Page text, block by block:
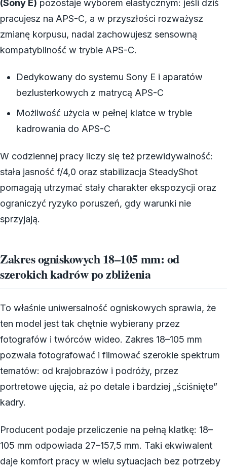
(Sony E) pozostaje wyborem elastycznym: jeśli dziś
pracujesz na APS-C, a w przyszłości rozważysz
zmianę korpusu, nadal zachowujesz sensowną
kompatybilność w trybie APS-C.
Dedykowany do systemu Sony E i aparatów
bezlusterkowych z matrycą APS-C
Możliwość użycia w pełnej klatce w trybie
kadrowania do APS-C
W codziennej pracy liczy się też przewidywalność:
stała jasność f/4,0 oraz stabilizacja SteadyShot
pomagają utrzymać stały charakter ekspozycji oraz
ograniczyć ryzyko poruszeń, gdy warunki nie
sprzyjają.
Zakres ogniskowych 18–105 mm: od
szerokich kadrów po zbliżenia
To właśnie uniwersalność ogniskowych sprawia, że
ten model jest tak chętnie wybierany przez
fotografów i twórców wideo. Zakres 18–105 mm
pozwala fotografować i filmować szerokie spektrum
tematów: od krajobrazów i podróży, przez
portretowe ujęcia, aż po detale i bardziej „ściśnięte”
kadry.
Producent podaje przeliczenie na pełną klatkę: 18–
105 mm odpowiada 27–157,5 mm. Taki ekwiwalent
daje komfort pracy w wielu sytuacjach bez potrzeby